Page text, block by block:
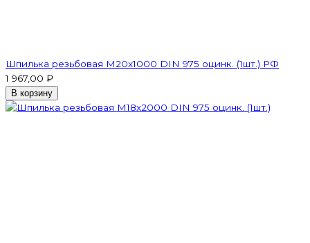
Шпилька резьбовая M20x1000 DIN 975 оцинк. (1шт.) РФ
1 967,00 ₽
В корзину